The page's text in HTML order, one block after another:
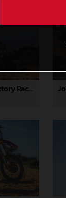
Red Bull GASGAS Factory Racing - MXGP 2024